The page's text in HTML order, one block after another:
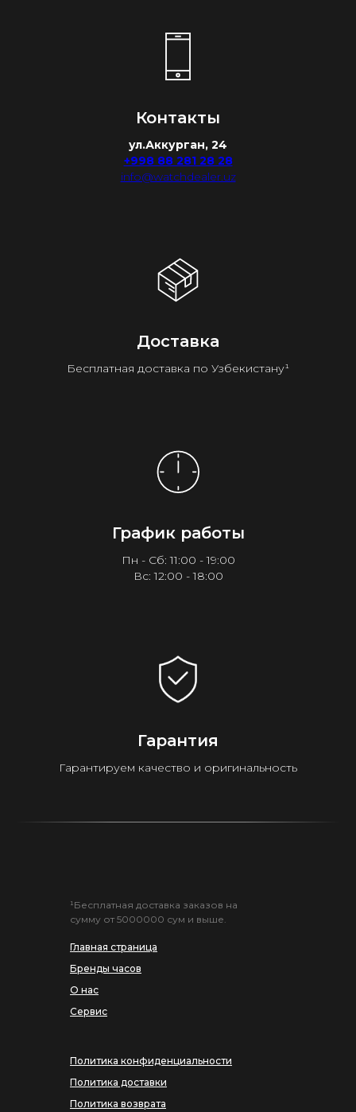
Контакты
ул.Аккурган, 24
+998 88 281 28 28
info@watchdealer.uz
Доставка
Бесплатная доставка по Узбекистану¹
График работы
Пн - Сб: 11:00 - 19:00
Вс: 12:00 - 18:00
Гарантия
Гарантируем качество и оригинальность
Главная страница
Бренды часов
О нас
Сервис
¹Бесплатная доставка заказов на
сумму от 5000000 сум и выше.
Политика конфиденциальности
Политика доставки
Политика возврата